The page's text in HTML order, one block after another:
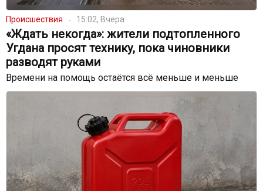
Происшествия 15:02, Вчера
«Ждать некогда»: жители подтопленного
Угдана просят технику, пока чиновники
разводят руками
Времени на помощь остаётся всё меньше и меньше